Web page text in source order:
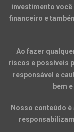
investimento
financeiro e
Ao fazer
riscos e possíveis
responsável e
bem
Nosso conteúdo